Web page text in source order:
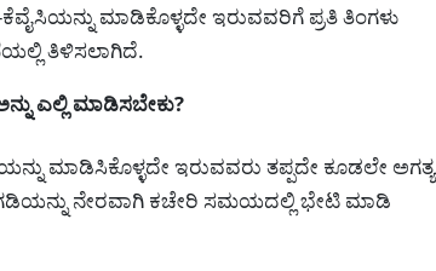
ಮಾಡಿಕೊಳ್ಳದೇ ಇರುವವರಿಗೆ ಪ್ರತಿ ತಿಂಗಳು
ತಿಳಿಸಲಾಗಿದೆ.
ಎಲ್ಲಿ ಮಾಡಿಸಬೇಕು?
ಮಾಡಿಸಿಕೊಳ್ಳದೇ ಇರುವವರು ತಪ್ಪದೇ ಕೂಡಲೇ ಅಗತ್ಯ
ನೇರವಾಗಿ ಕಚೇರಿ ಸಮಯದಲ್ಲಿ ಭೇಟಿ ಮಾಡಿ